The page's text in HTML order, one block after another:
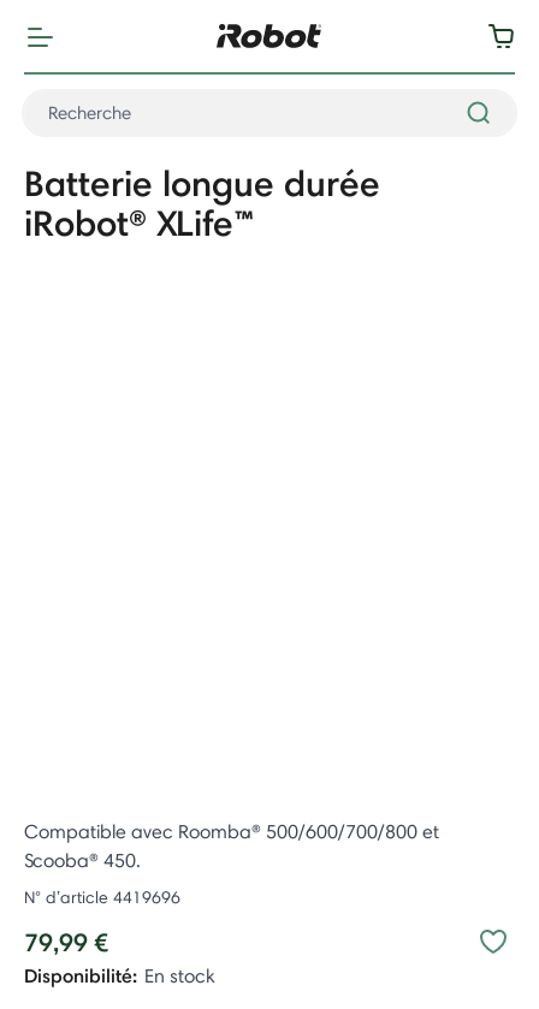
Batterie longue durée
iRobot® XLife™
Compatible avec Roomba® 500/600/700/800 et
Scooba® 450.
N° d’article 4419696
79,99 €
Disponibilité: En stock